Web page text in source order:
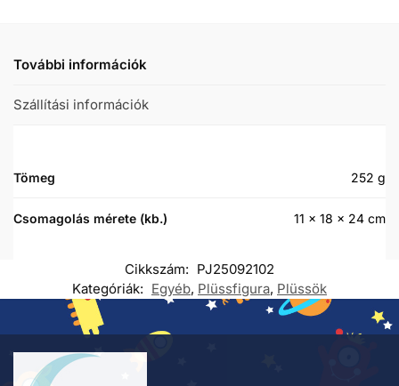
További információk
Szállítási információk
Tömeg 252 g
Csomagolás mérete (kb.) 11 × 18 × 24 cm
Cikkszám: PJ25092102
Kategóriák: Egyéb, Plüssfigura, Plüssök